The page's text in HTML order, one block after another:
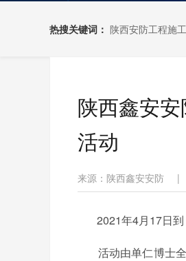
热搜关键词： 陕西安防工程施工
陕西鑫安
活动
来源：陕西鑫安安防 |
2021年4月17日到
活动由单仁博士全